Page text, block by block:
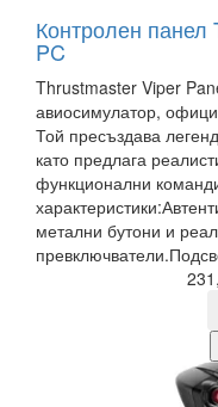
Контролен панел
PC
Thrustmaster Viper
авиосимулатор,
Той пресъздава
като предлага
функционални
метални бутони и